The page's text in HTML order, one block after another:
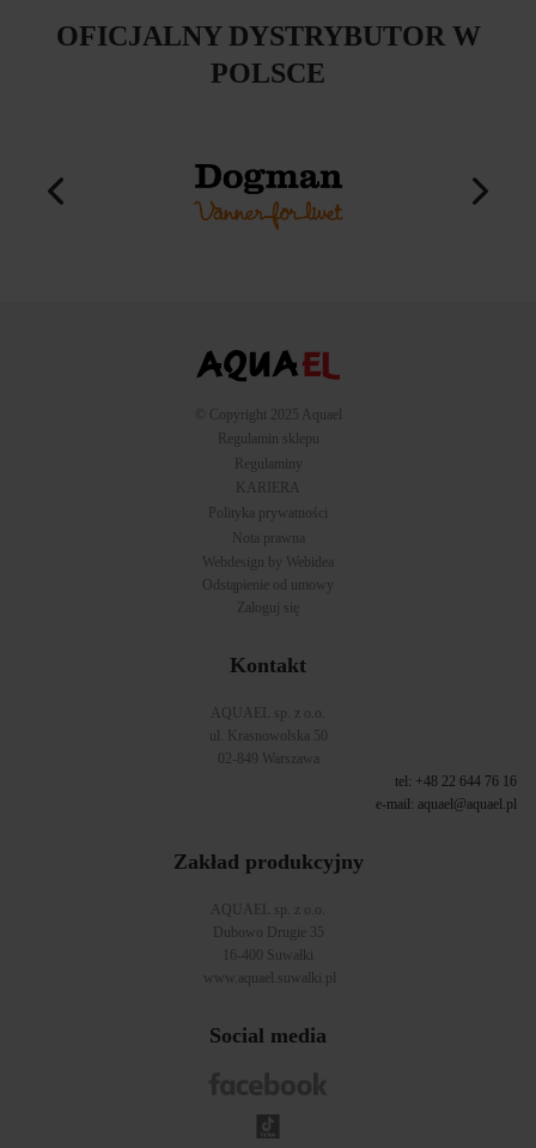
OFICJALNY DYSTRYBUTOR W
POLSCE
© Copyright 2025 Aquael
Regulamin sklepu
Regulaminy
KARIERA
Polityka prywatności
Nota prawna
Webdesign by Webidea
Odstąpienie od umowy
Zaloguj się
Kontakt
AQUAEL sp. z o.o.
ul. Krasnowolska 50
02-849 Warszawa
tel: +48 22 644 76 16
e-mail: aquael@aquael.pl
Zakład produkcyjny
AQUAEL sp. z o.o.
Dubowo Drugie 35
16-400 Suwałki
www.aquael.suwalki.pl
Social media